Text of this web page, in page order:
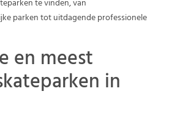
te vinden, van
parken tot uitdagende professionele
en meest
in